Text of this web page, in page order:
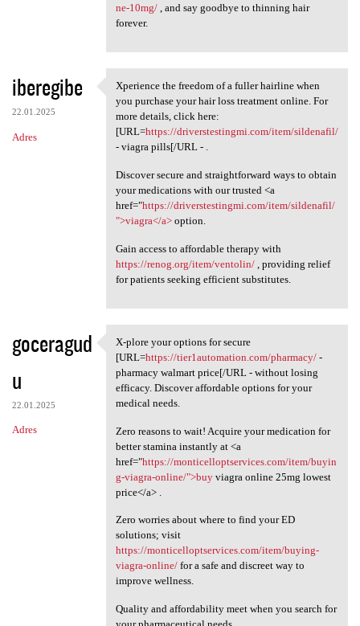
ne-10mg/, and say goodbye to thinning hair
forever.
iberegibe
22.01.2025
Adres
Xperience the freedom of a
Xperience the freedom of a fuller hairline when
you purchase your hair loss treatment online. For
more details, click here:
[URL=https://driverstestingmi.com/item/sildenafil/
- viagra pills[/URL - .
Discover secure and straightforward ways to obtain
your medications with our trusted <a
href="https://driverstestingmi.com/item/sildenafil/
">viagra</a>option.
Gain access to affordable therapy with
https://renog.org/item/ventolin/, providing relief
for patients seeking efficient substitutes.
goceragud
u
22.01.2025
Adres
X-plore your options for
X-plore your options for secure
[URL=https://tier1automation.com/pharmacy/-
pharmacy walmart price[/URL - without losing
efficacy. Discover affordable options for your
medical needs.
Zero reasons to wait! Acquire your medication for
better stamina instantly at <a
href="https://monticelloptservices.com/item/buyin
g-viagra-online/">buyviagra online 25mg lowest
price</a> .
Zero worries about where to find your ED
solutions; visit
https://monticelloptservices.com/item/buying-
viagra-online/for a safe and discreet way to
improve wellness.
Quality and affordability meet when you search for